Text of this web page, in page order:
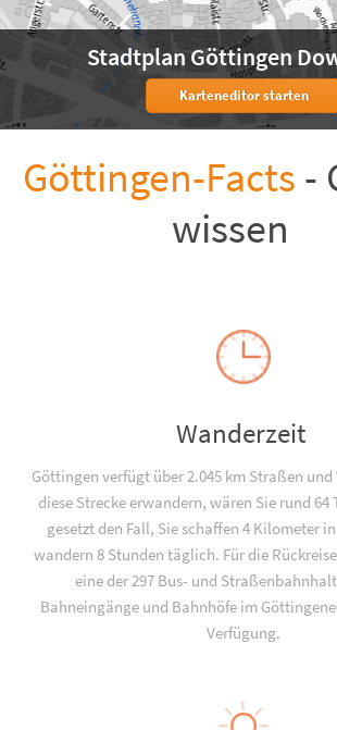
Stadtplan Göttingen
Karteneditor starten
Göttingen-Facts -
wissen
Wanderzeit
Göttingen verfügt über 2.045 km Straßen und
diese Strecke erwandern, wären Sie rund 64
gesetzt den Fall, Sie schaffen 4 Kilometer
wandern 8 Stunden täglich. Für die
eine der 297 Bus- und
Bahneingänge und Bahnhöfe im
Verfügung.